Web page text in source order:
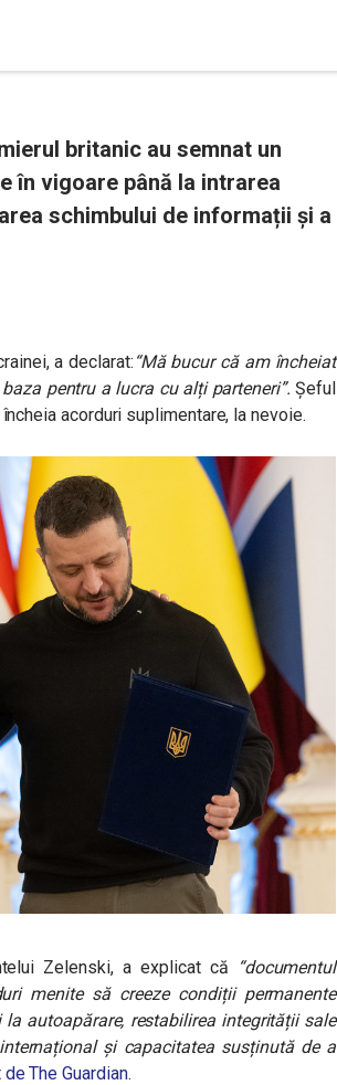
britanic au semnat un
în vigoare până la intrarea
schimbului de informații și a
a declarat: “Mă bucur că am încheiat
pentru a lucra cu alți parteneri”.Șeful
acorduri suplimentare, la nevoie.
Zelenski, a explicat că “documentul
menite să creeze condiții permanente
autoapărare, restabilirea integrității sale
și capacitatea susținută de a
The Guardian.